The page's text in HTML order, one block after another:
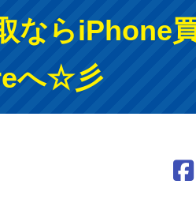
ならiPhone
へ☆彡